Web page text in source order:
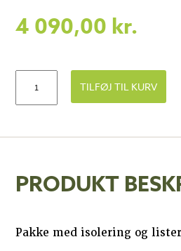
4 090,00 kr.
TILFØJ TIL KURV
PRODUKT
Pakke med isolering og